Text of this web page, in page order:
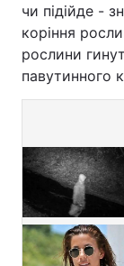
чи підійде -
коріння
рослини
павутинного